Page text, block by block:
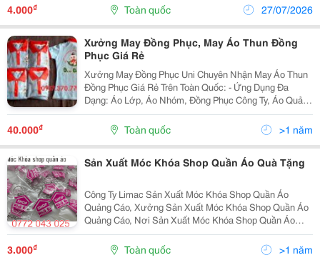
4.000₫ Toàn quốc 27/07/2026
Xưởng May Đồng Phục, May Áo Thun Đồng
Phục Giá Rẻ
Xưởng May Đồng Phục Uni Chuyên Nhận May Áo Thun
Đồng Phục Giá Rẻ Trên Toàn Quốc: - Ứng Dụng Đa
Dạng: Áo Lớp, Áo Nhóm, Đồng Phục Công Ty, Áo Quảng
Cáo, Sự Kiện,.. - Kiểu Dáng Phong Phú: Áo Thun Cổ
Tròn, Cổ Trụ, Áo Thun Cộc Tay, Dài Tay, Bo Tay...
40.000₫ Toàn quốc >1 năm
Sản Xuất Móc Khóa Shop Quần Áo Quà Tặng
Công Ty Limac Sản Xuất Móc Khóa Shop Quần Áo
Quảng Cáo, Xưởng Sản Xuất Móc Khóa Shop Quần Áo
Quảng Cáo, Nơi Sản Xuất Móc Khóa Shop Quần Áo
Quảng Cáo Công Ty Limac Thiết Kế Sản Xuất Móc Khóa
Shop Quần Áo, In Logo Quà Tặng Theo Yêu Cầu Nhà
Cung Cấp...
3.000₫ Toàn quốc >1 năm